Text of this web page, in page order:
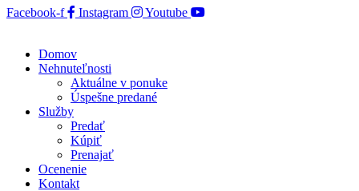
Facebook-f
Instagram Youtube
Domov
Nehnuteľnosti
Aktuálne v ponuke
Úspešne predané
Služby
Predať
Kúpiť
Prenajať
Ocenenie
Kontakt